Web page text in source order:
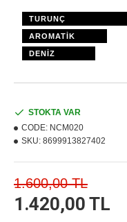
TURUNÇ
AROMATİK
DENİZ
1.420,00 TL
1.600,00 TL
STOKTA VAR
CODE: NCM020
SKU: 8699913827402